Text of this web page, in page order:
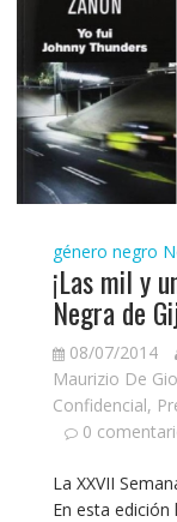
género negro
¡Las mil y
Negra de
08/07/2014
Maurizio De
Confidencial,
0
La XXVII
En esta